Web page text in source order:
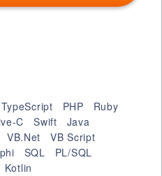
TypeScript PHP
Ruby
C Swift
Java
VB.Net
VB Script
SQL
PL/SQL
Kotlin